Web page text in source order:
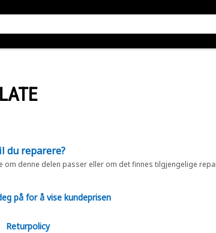
du reparere?
om denne delen passer eller om det finnes tilgjengelige
på for å vise kundeprisen
Returpolicy